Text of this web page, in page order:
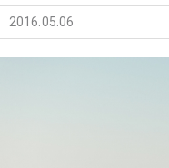
2016.05.06